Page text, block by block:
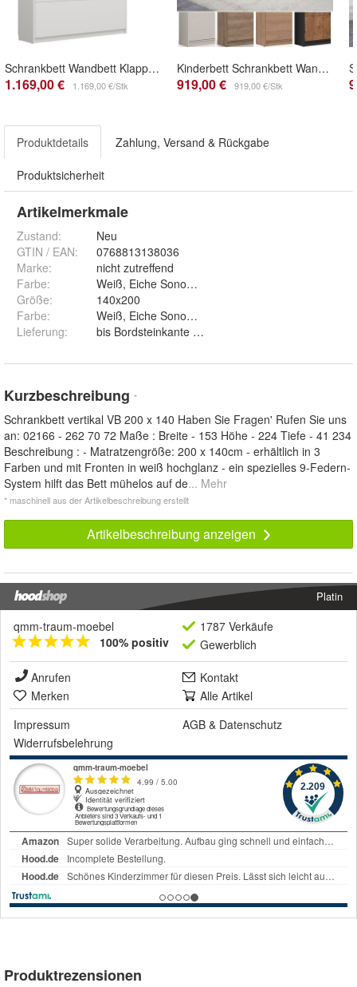
Schrankbett Wandbett Klappbett vertikal GN 160x200 weiß eiche lancelot schwarz congo
1.169,00 € 1.169,00 €/Stk
Kinderbett Schrankbett Wandbett Klappbett horizontal HB 120x200 weiß hochglanz eiche
919,00 € 919,00 €/Stk
Produktdetails Zahlung, Versand & Rückgabe
Produktsicherheit
Artikelmerkmale
Zustand:
Neu
GTIN / EAN:
0768813138036
Marke:
nicht zutreffend
Farbe:
Weiß, Eiche Sonoma, Eiche Hikora, Eiche Lanceot
Größe:
140x200
Farbe:
Lieferung:
Kurzbeschreibung *
Schrankbett vertikal VB 200 x 140 Haben Sie Fragen' Rufen Sie uns
an: 02166 - 262 70 72 Maße : Breite - 153 Höhe - 224 Tiefe - 41 234
Beschreibung : - Matratzengröße: 200 x 140cm - erhältlich in 3
Farben und mit Fronten in weiß hochglanz - ein spezielles 9-Federn-
System hilft das Bett mühelos auf de... Mehr
* maschinell aus der Artikelbeschreibung erstellt
Artikelbeschreibung anzeigen
Platin
qmm-traum-moebel
100% positiv
1787 Verkäufe
Gewerblich
Anrufen
Kontakt
Merken
Alle Artikel
Impressum
AGB & Datenschutz
Widerrufsbelehrung
Produktrezensionen